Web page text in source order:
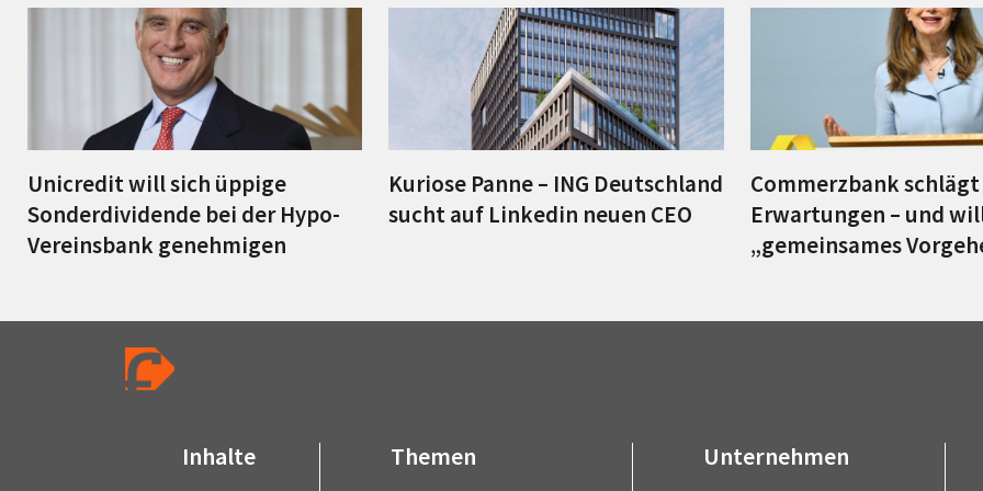
Unicredit will sich üppige
Sonderdividende bei der Hypo-
Vereinsbank genehmigen
Kuriose Panne – ING Deutschland
sucht auf Linkedin neuen CEO
Commerzbank schlägt
Erwartungen – und
„gemeinsames
Inhalte Themen Unternehmen